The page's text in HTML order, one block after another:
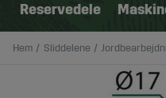
Reservedele
Hem Sliddelene